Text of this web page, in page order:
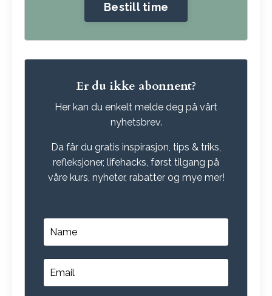
Bestill time
Er du ikke abonnent?
Her kan du enkelt melde deg på vårt
nyhetsbrev.
Da får du gratis inspirasjon, tips & triks,
refleksjoner, lifehacks, først tilgang på
våre kurs, nyheter, rabatter og mye mer!